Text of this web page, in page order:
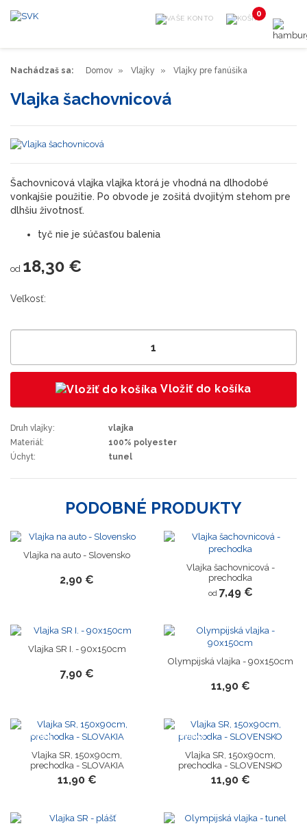
Nachádzaš sa: Domov Vlajky Vlajky pre fanúšika
Vlajka šachovnicová
Šachovnicová vlajka vlajka ktorá je vhodná na dlhodobé
vonkajšie použitie. Po obvode je zošitá dvojitým stehom pre
dlhšiu životnosť.
tyč nie je súčasťou balenia
od 18,30 €
Veľkosť:
Vložiť do košíka
Druh vlajky:
vlajka
Materiál:
100% polyester
Úchyt:
tunel
PODOBNÉ PRODUKTY
Vlajka na auto - Slovensko
2,90 €
Vlajka šachovnicová -
prechodka
od 7,49 €
Vlajka SR I. - 90x150cm
7,90 €
Olympijská vlajka - 90x150cm
11,90 €
Novinka
Vlajka SR, 150x90cm,
prechodka - SLOVAKIA
11,90 €
Novinka
Vlajka SR, 150x90cm,
prechodka - SLOVENSKO
11,90 €
0